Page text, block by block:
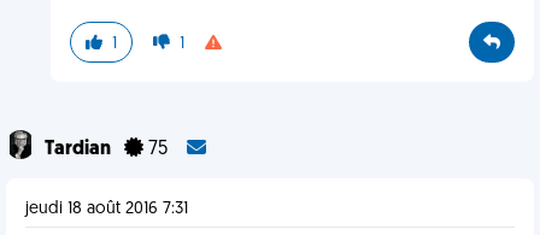
1 1
Tardian 75
jeudi 18 août 2016 7:31